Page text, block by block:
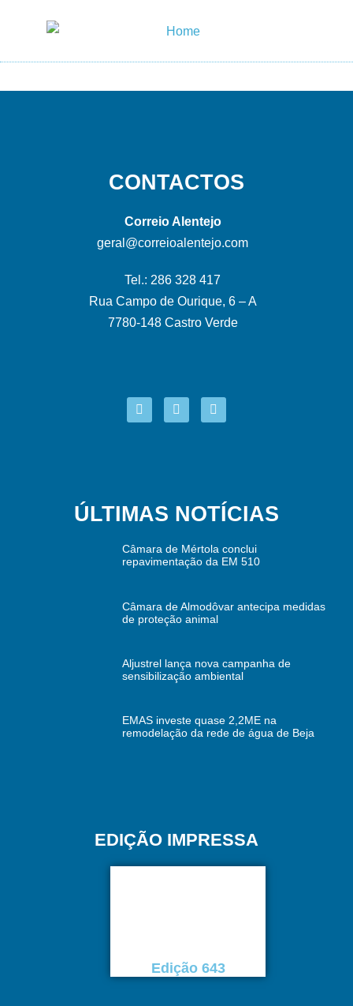
CONTACTOS
Correio Alentejo
geral@correioalentejo.com
Tel.: 286 328 417
Rua Campo de Ourique, 6 – A
7780-148 Castro Verde
ÚLTIMAS NOTÍCIAS
Câmara de Mértola conclui
repavimentação da EM 510
Câmara de Almodôvar antecipa medidas
de proteção animal
Aljustrel lança nova campanha de
sensibilização ambiental
EMAS investe quase 2,2ME na
remodelação da rede de água de Beja
EDIÇÃO IMPRESSA
Edição 643